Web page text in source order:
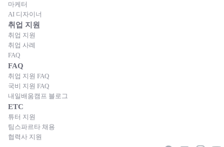
마케터
AI 디자이너
취업 지원
취업 지원
취업 사례
FAQ
FAQ
취업 지원 FAQ
국비 지원 FAQ
내일배움캠프 블로그
ETC
튜터 지원
팀스파르타 채용
협력사 지원